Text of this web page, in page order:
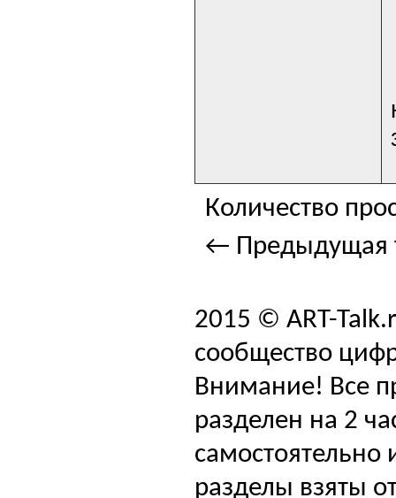
Количество
← Предыдущая
2015 © ART-
сообщество
Внимание! Все
разделен на 2
самостоятельно
разделы взяты